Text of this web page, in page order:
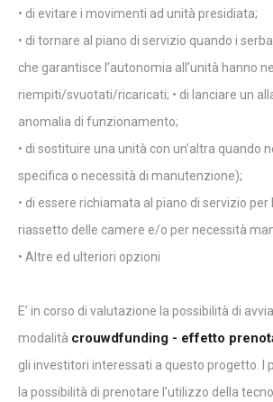
• di evitare i movimenti ad unità presidiata;
• di tornare al piano di servizio quando i
che garantisce l’autonomia all’unità hanno
riempiti/svuotati/ricaricati; • di lanciare un
anomalia di funzionamento;
• di sostituire una unità con un’altra quando
specifica o necessità di manutenzione);
• di essere richiamata al piano di servizio
riassetto delle camere e/o per necessità
• Altre ed ulteriori opzioni
E’ in corso di valutazione la possibilità di
modalità crouwdfunding - effetto
gli investitori interessati a questo progetto. I
la possibilità di prenotare l’utilizzo della